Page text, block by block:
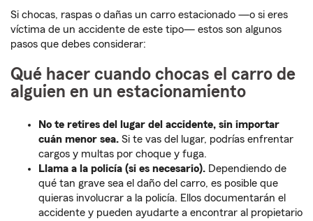
Si chocas, raspas o dañas un carro estacionado —o si eres
víctima de un accidente de este tipo— estos son algunos
pasos que debes considerar:
Qué hacer cuando chocas el carro de
alguien en un estacionamiento
No te retires del lugar del accidente, sin importar
cuán menor sea. Si te vas del lugar, podrías enfrentar
cargos y multas por choque y fuga.
Llama a la policía (si es necesario). Dependiendo de
qué tan grave sea el daño del carro, es posible que
quieras involucrar a la policía. Ellos documentarán el
accidente y pueden ayudarte a encontrar al propietario